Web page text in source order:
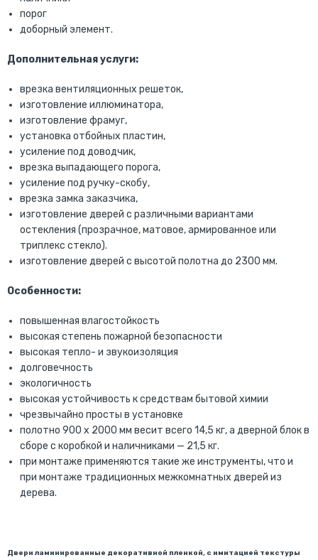
порог
доборный элемент.
Дополнительная услуги:
врезка вентиляционных решеток,
изготовление иллюминатора,
изготовление фрамуг,
установка отбойных пластин,
усиление под доводчик,
врезка выпадающего порога,
усиление под ручку-скобу,
врезка замка заказчика,
изготовление дверей с различными вариантами
остекления (прозрачное, матовое, армированное или
триплекс стекло).
изготовление дверей с высотой полотна до 2300 мм.
Особенности:
повышенная влагостойкость
высокая степень пожарной безопасности
высокая тепло- и звукоизоляция
долговечность
экологичность
высокая устойчивость к средствам бытовой химии
чрезвычайно просты в установке
полотно 900 х 2000 мм весит всего 14,5 кг, а дверной блок в
сборе с коробкой и наличниками — 21,5 кг.
при монтаже применяются такие же инструменты, что и
при монтаже традиционных межкомнатных дверей из
дерева.
Двери ламинированные декоративной пленкой, с имитацией текстуры